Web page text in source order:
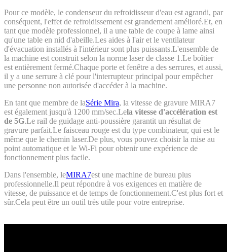
Pour ce modèle, le condenseur du refroidisseur d'eau est agrandi, par
conséquent, l'effet de refroidissement est grandement amélioré.Et, en
tant que modèle professionnel, il a une table de coupe à lame ainsi
qu'une table en nid d'abeille.Les aides à l'air et le ventilateur
d'évacuation installés à l'intérieur sont plus puissants.L'ensemble de
la machine est construit selon la norme laser de classe 1.Le boîtier
est entièrement fermé.Chaque porte et fenêtre a des serrures, et aussi,
il y a une serrure à clé pour l'interrupteur principal pour empêcher
une personne non autorisée d'accéder à la machine.
En tant que membre de laSérie Mira, la vitesse de gravure MIRA7
est également jusqu'à 1200 mm/sec.Lela vitesse d'accélération est
de 5G.Le rail de guidage anti-poussière garantit un résultat de
gravure parfait.Le faisceau rouge est du type combinateur, qui est le
même que le chemin laser.De plus, vous pouvez choisir la mise au
point automatique et le Wi-Fi pour obtenir une expérience de
fonctionnement plus facile.
Dans l'ensemble, leMIRA7est une machine de bureau plus
professionnelle.Il peut répondre à vos exigences en matière de
vitesse, de puissance et de temps de fonctionnement.C'est plus fort et
sûr.Cela peut être un outil très utile pour votre entreprise.